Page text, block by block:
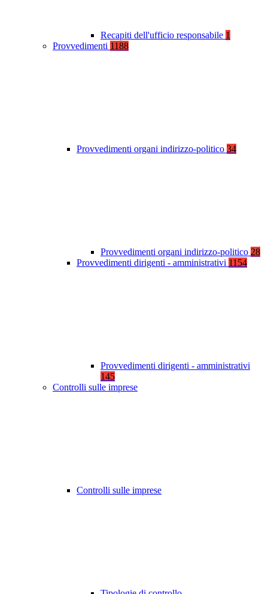
Recapiti dell'ufficio responsabile 1
Provvedimenti 1188
Provvedimenti organi indirizzo-politico 34
Provvedimenti organi indirizzo-politico 28
Provvedimenti dirigenti - amministrativi 1154
Provvedimenti dirigenti - amministrativi
145
Controlli sulle imprese
Controlli sulle imprese